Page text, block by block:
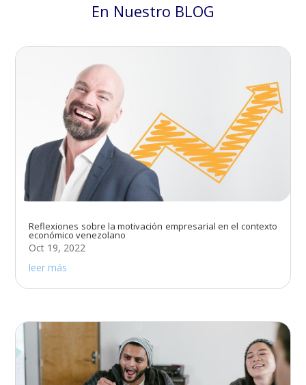
En Nuestro BLOG
Reflexiones sobre la motivación empresarial en el contexto
económico venezolano
Oct 19, 2022
leer más